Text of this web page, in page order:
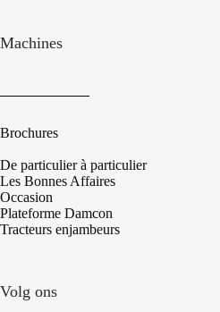
Machines
Brochures
De particulier à particulier
Les Bonnes Affaires
Occasion
Plateforme Damcon
Tracteurs enjambeurs
Volg ons